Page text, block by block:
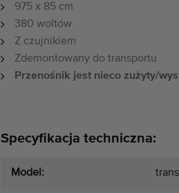
975 x 85 cm
380 woltów
Z czujnikiem
Zdemontowany do transportu
Przenośnik jest nieco zużyty/
Specyfikacja techniczna:
Model: